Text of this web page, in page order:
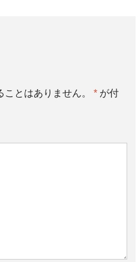
とはありません。 *が付